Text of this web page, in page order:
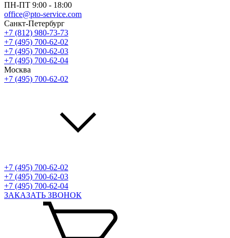
ПН-ПТ 9:00 - 18:00
office@pto-service.com
Санкт-Петербург
+7 (812) 980-73-73
+7 (495) 700-62-02
+7 (495) 700-62-03
+7 (495) 700-62-04
Москва
+7 (495) 700-62-02
+7 (495) 700-62-02
+7 (495) 700-62-03
+7 (495) 700-62-04
ЗАКАЗАТЬ ЗВОНОК